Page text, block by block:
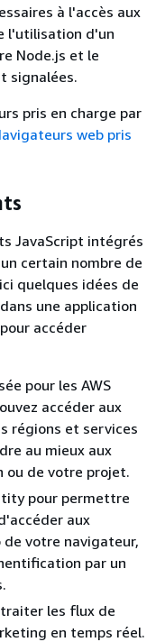
à l'accès aux
l'utilisation d'un
Node.js et le
signalées.
pris en charge par
web pris
JavaScript intégrés
certain nombre de
quelques idées de
une application
accéder
pour les AWS
accéder aux
régions et services
au mieux aux
ou de votre projet.
pour permettre
aux
votre navigateur,
par un
les flux de
en temps réel.